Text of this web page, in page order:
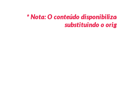
* Nota: O conteúdo
substituindo o